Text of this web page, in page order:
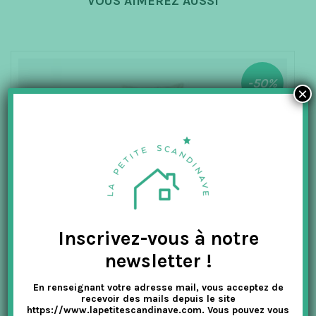
-50%
Inscrivez-vous à notre
newsletter !
En renseignant votre adresse mail, vous acceptez de
recevoir des mails depuis le site
https://www.lapetitescandinave.com. Vous pouvez vous
×